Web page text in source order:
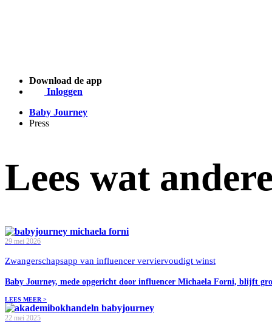
Download de app
Inloggen
Baby Journey
Press
Lees wat
29 mei 2026
Zwangerschapsapp van influencer verviervoudigt winst
Baby Journey, mede opgericht door influencer Michaela Forni, blijft
LEES MEER >
22 mei 2025